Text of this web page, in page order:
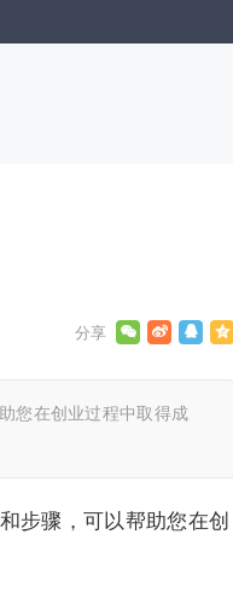
您在创业过程中取得成
步骤，可以帮助您在创